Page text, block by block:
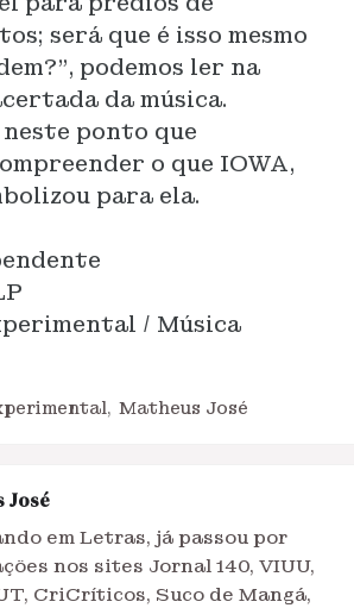
será que é isso mesmo
podemos ler na
da música.
ponto que
o que IOWA,
para ela.
/ Música
Matheus José
José
em Letras, já passou por
nos sites Jornal 140, VIUU,
CriCríticos, Suco de Mangá,